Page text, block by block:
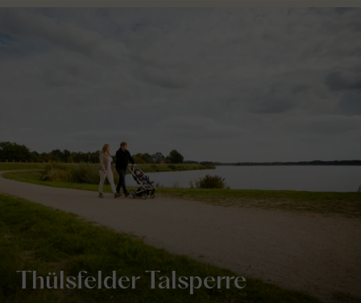
Thülsfelder Talsperre